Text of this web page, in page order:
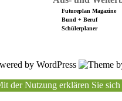
Futureplan Magazine
Bund + Beruf
Schülerplaner
der Nutzung erklären Sie